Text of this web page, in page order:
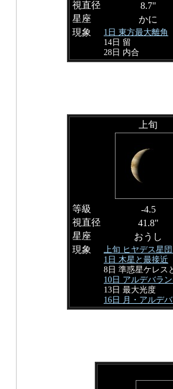
視直径
8.7"
星座
かに
現象
1日 東方最大離角
14日 留
28日 内合
上旬
等級 -4.5
視直径
41.8"
星座
おうし
現象
上旬 ヒヤデス星
1日 木星と最接近
8日 準惑星ケレス
10日 アルデバラ
13日 最大光度
16日 月・アルデ